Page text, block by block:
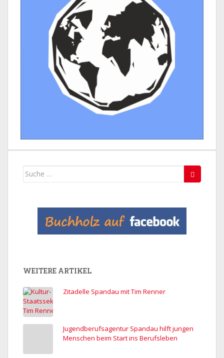
Suche
WEITERE ARTIKEL
Zitadelle Spandau mit Tim Renner
Jugendberufsagentur Spandau hilft jungen
Menschen beim Start ins Berufsleben